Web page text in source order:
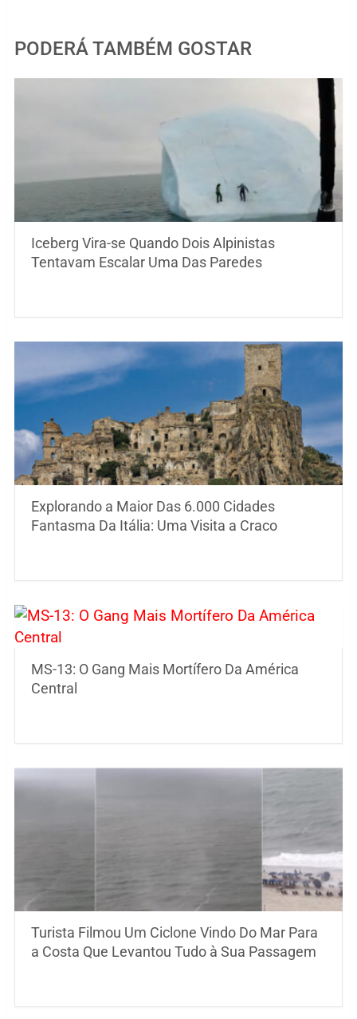
PODERÁ TAMBÉM GOSTAR
Iceberg Vira-se Quando Dois Alpinistas
Tentavam Escalar Uma Das Paredes
Explorando a Maior Das 6.000 Cidades
Fantasma Da Itália: Uma Visita a Craco
MS-13: O Gang Mais Mortífero Da América
Central
Turista Filmou Um Ciclone Vindo Do Mar Para
a Costa Que Levantou Tudo à Sua Passagem